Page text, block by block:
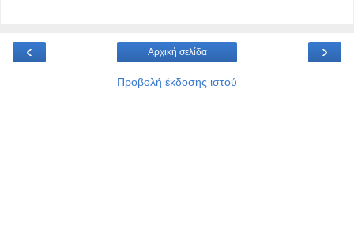
‹ ›
Αρχική σελίδα
Προβολή έκδοσης ιστού